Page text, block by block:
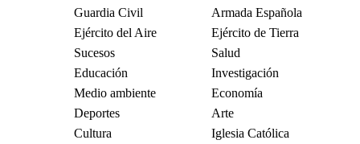
Guardia Civil
Armada Española
Ejército del Aire
Ejército de Tierra
Sucesos
Salud
Educación
Investigación
Medio ambiente
Economía
Deportes
Arte
Cultura
Iglesia Católica